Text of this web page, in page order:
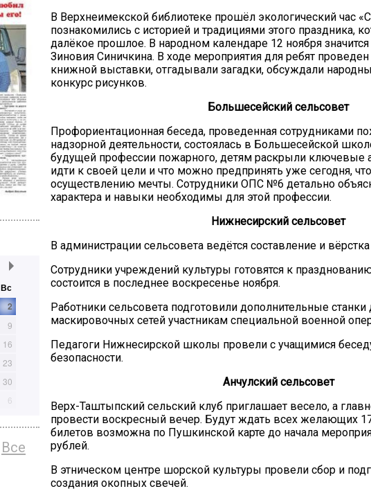
Вс
2
9
16
23
30
6
Все
В Верхнеимекской библиотеке прошёл экологический час
познакомились с историей и традициями этого праздника,
далёкое прошлое. В народном календаре 12 ноября
Зиновия Синичкина. В ходе мероприятия для ребят
книжной выставки, отгадывали загадки, обсуждали
конкурс рисунков.
Большесейский сельсовет
Профориентационная беседа, проведенная сотрудниками
надзорной деятельности, состоялась в Большесейской
будущей профессии пожарного, детям раскрыли ключевые
идти к своей цели и что можно предпринять уже сегодня,
осуществлению мечты. Сотрудники ОПС №6 детально
характера и навыки необходимы для этой профессии.
Нижнесирский сельсовет
В администрации сельсовета ведётся составление и
Сотрудники учреждений культуры готовятся к
состоится в последнее воскресенье ноября.
Работники сельсовета подготовили дополнительные станки
маскировочных сетей участникам специальной военной
Педагоги Нижнесирской школы провели с учащимися
безопасности.
Анчулский сельсовет
Верх-Таштыпский сельский клуб приглашает весело, а
провести воскресный вечер. Будут ждать всех желающих
билетов возможна по Пушкинской карте до начала
рублей.
В этническом центре шорской культуры провели сбор и
создания окопных свечей.